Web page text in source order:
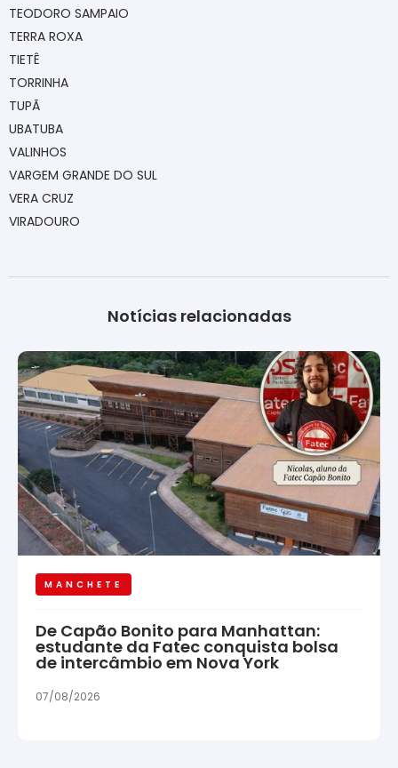
TEODORO SAMPAIO
TERRA ROXA
TIETÊ
TORRINHA
TUPÃ
UBATUBA
VALINHOS
VARGEM GRANDE DO SUL
VERA CRUZ
VIRADOURO
Notícias relacionadas
MANCHETE
De Capão Bonito para Manhattan:
estudante da Fatec conquista bolsa
de intercâmbio em Nova York
07/08/2026